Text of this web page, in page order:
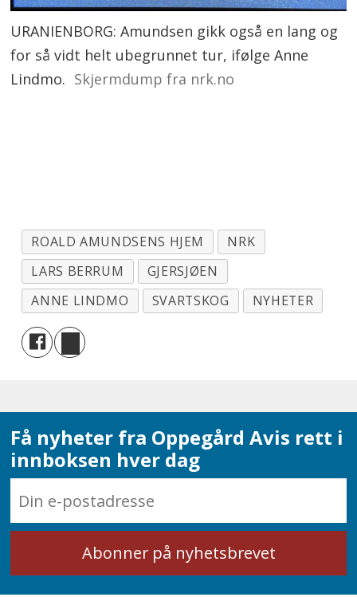
URANIENBORG: Amundsen gikk også en lang og
for så vidt helt ubegrunnet tur, ifølge Anne
Lindmo. Skjermdump fra nrk.no
ROALD AMUNDSENS HJEM
NRK
LARS BERRUM
GJERSJØEN
ANNE LINDMO
SVARTSKOG NYHETER
Få nyheter fra Oppegård Avis rett i
innboksen hver dag